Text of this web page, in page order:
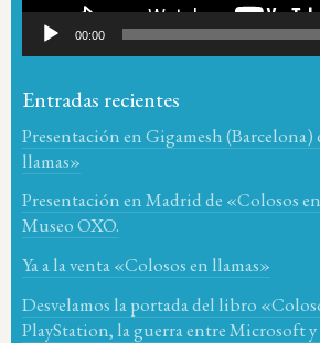
00:00
Entradas recientes
Presentación en Gigamesh (Barcelona)
llamas»
Presentación en Madrid de «Colosos
Museo OXO.
Ya a la venta «Colosos en llamas»
Desvelamos la portada del libro
PlayStation, la guerra entre Microsoft y